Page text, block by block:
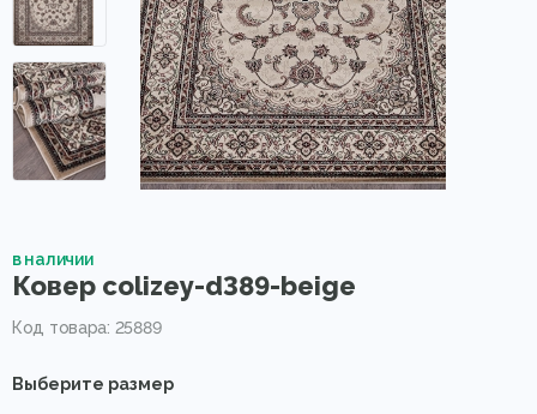
в наличии
Ковер colizey-d389-beige
Код товара: 25889
Выберите размер